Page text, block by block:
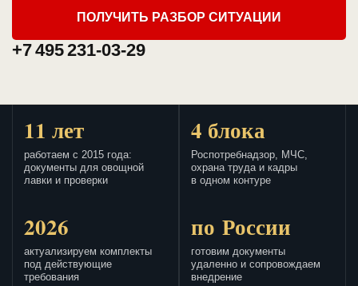
ПОЛУЧИТЬ РАЗБОР СИТУАЦИИ
+7 495 231-03-29
11 лет
работаем с 2015 года:
документы для овощной
лавки и проверки
4 блока
Роспотребнадзор, МЧС,
охрана труда и кадры
в одном контуре
2026
актуализируем комплекты
под действующие
требования
по России
готовим документы
удаленно и сопровождаем
внедрение